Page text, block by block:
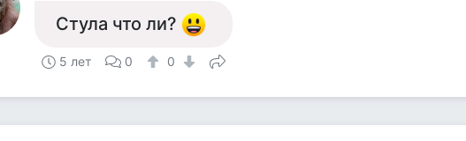
Стула что ли?
5 лет 0 0